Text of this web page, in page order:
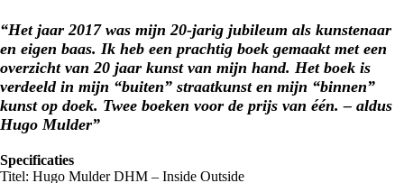
“Het jaar 2017 was mijn 20-jarig jubileum als kunstenaar
en eigen baas. Ik heb een prachtig boek gemaakt met een
overzicht van 20 jaar kunst van mijn hand. Het boek is
verdeeld in mijn “buiten” straatkunst en mijn “binnen”
kunst op doek. Twee boeken voor de prijs van één. – aldus
Hugo Mulder”
Specificaties
Titel: Hugo Mulder DHM – Inside Outside